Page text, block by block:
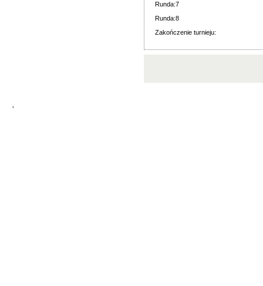
Runda:7
Runda:8
Zakończenie turnieju:
'